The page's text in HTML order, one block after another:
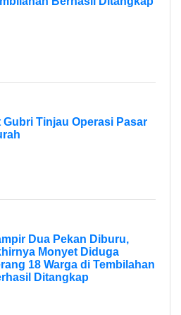
Gubri Tinjau Operasi Pasar
Dua Pekan Diburu,
Monyet Diduga
18 Warga di Tembilahan
Ditangkap